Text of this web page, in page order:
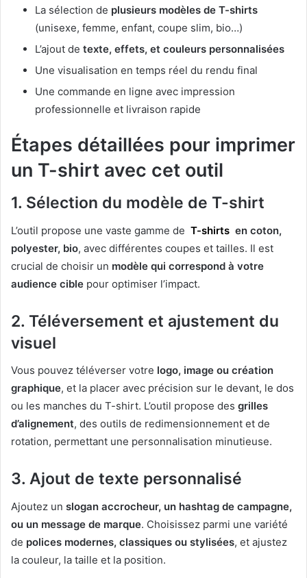
La sélection de plusieurs modèles de T-shirts
(unisexe, femme, enfant, coupe slim, bio…)
L’ajout de texte, effets, et couleurs personnalisées
Une visualisation en temps réel du rendu final
Une commande en ligne avec impression
professionnelle et livraison rapide
Étapes détaillées pour imprimer
un T-shirt avec cet outil
1. Sélection du modèle de T-shirt
L’outil propose une vaste gamme de T-shirts en coton,
polyester, bio, avec différentes coupes et tailles. Il est
crucial de choisir un modèle qui correspond à votre
audience cible pour optimiser l’impact.
2. Téléversement et ajustement du
visuel
Vous pouvez téléverser votre logo, image ou création
graphique, et la placer avec précision sur le devant, le dos
ou les manches du T-shirt. L’outil propose des grilles
d’alignement, des outils de redimensionnement et de
rotation, permettant une personnalisation minutieuse.
3. Ajout de texte personnalisé
Ajoutez un slogan accrocheur, un hashtag de campagne,
ou un message de marque. Choisissez parmi une variété
de polices modernes, classiques ou stylisées, et ajustez
la couleur, la taille et la position.